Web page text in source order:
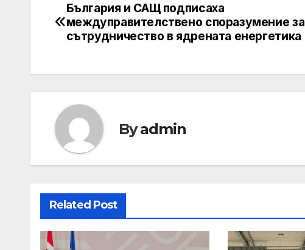
Post
navigation
България и САЩ подписаха
междуправителствено споразумение за
сътрудничество в ядрената енергетика
Byadmin
Related Post